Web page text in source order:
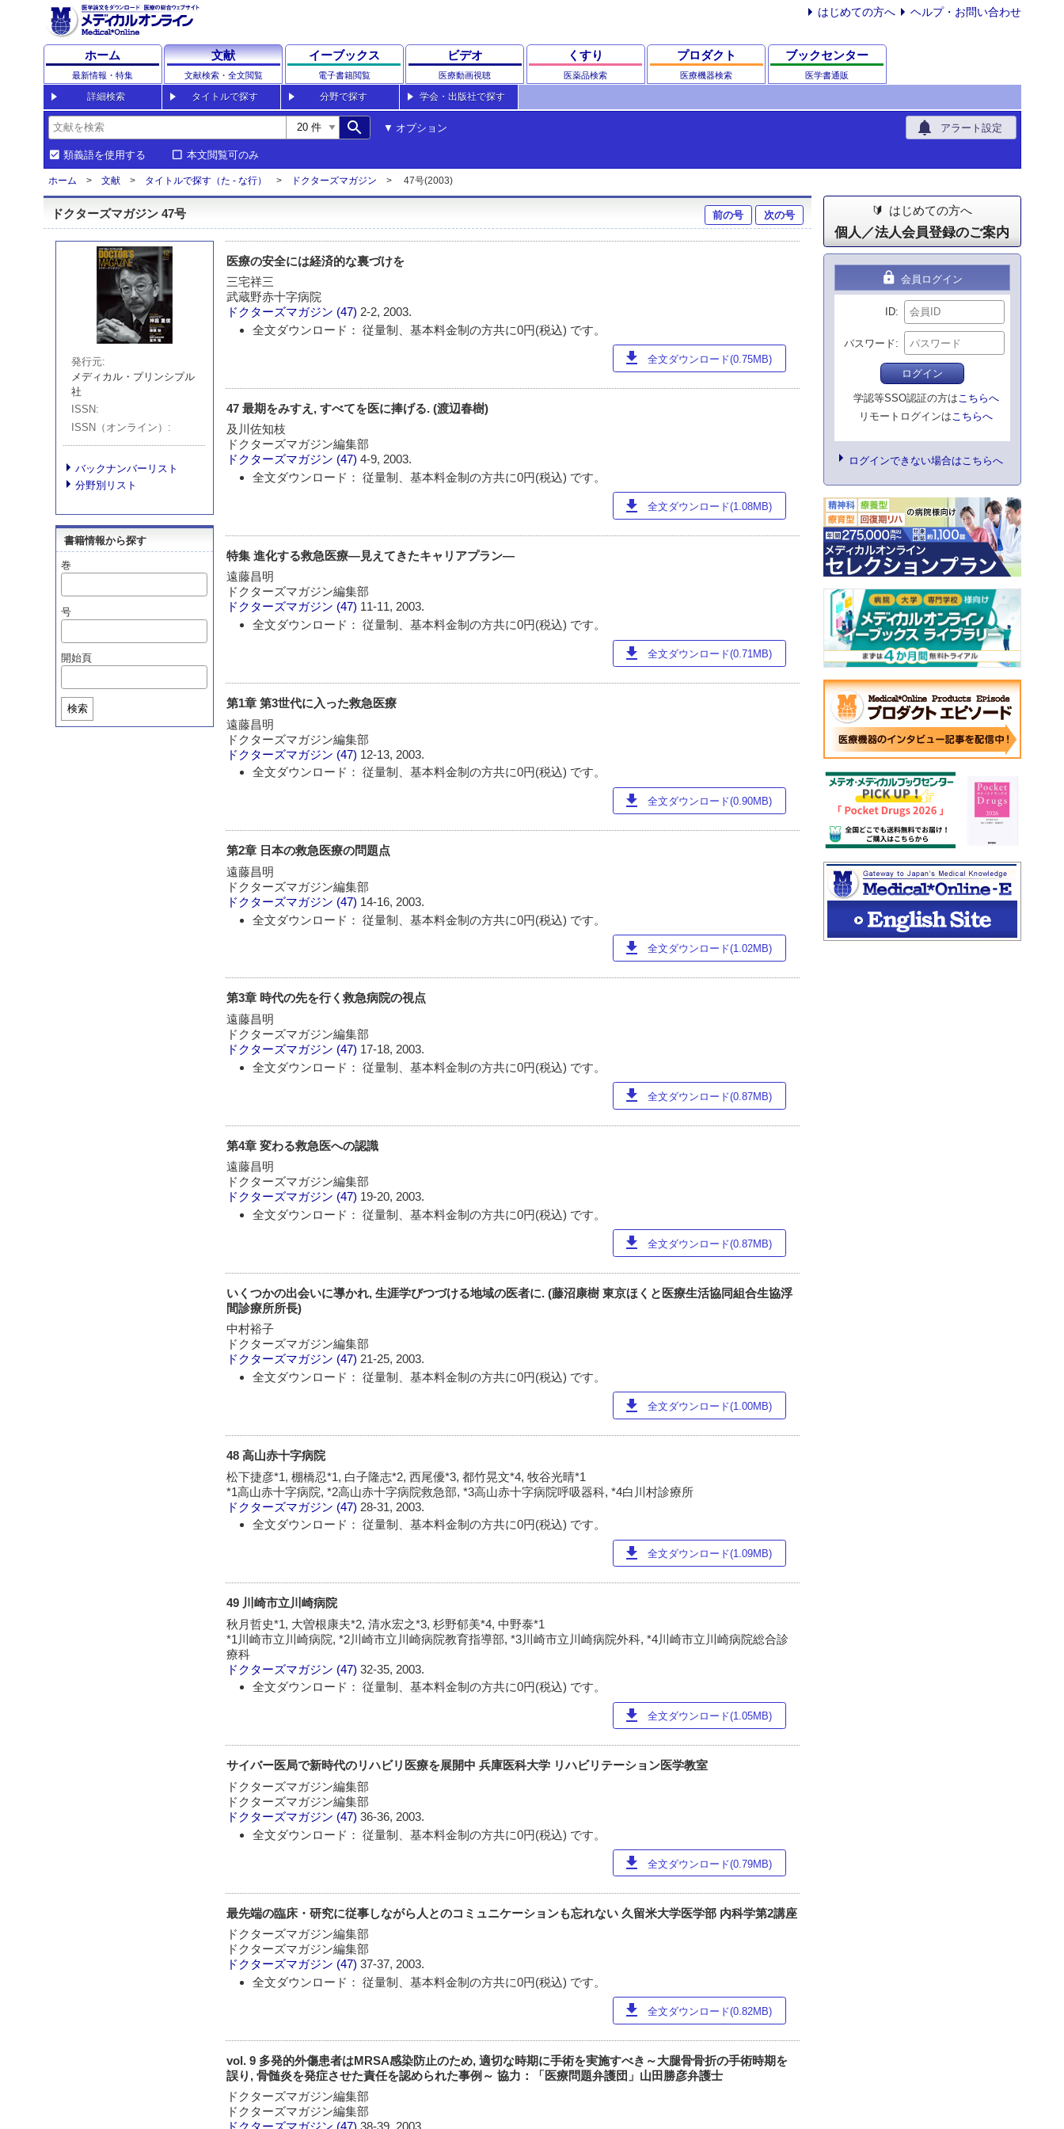
はじめての方へ ヘルプ・お問い合わせ
ホーム
最新情報・特集
文献
文献検索・全文閲覧
イーブックス
電子書籍閲覧
ビデオ
医療動画視聴
くすり
医薬品検索
プロダクト
医療機器検索
ブックセンター
医学書通販
詳細検索 タイトルで探す 分野で探す 学会・出版社で探す
search オプション notifications アラート設定
類義語を使用する 本文閲覧可のみ
ホーム 文献 タイトルで探す（た - な行） ドクターズマガジン 47号(2003)
ドクターズマガジン 47号 前の号 次の号
発行元
メディカル・プリンシプル
社
ISSN
ISSN（オンライン）
バックナンバーリスト
分野別リスト
書籍情報から探す
巻
号
開始頁
検索
医療の安全には経済的な裏づけを
三宅祥三
武蔵野赤十字病院
ドクターズマガジン (47) 2-2, 2003.
全文ダウンロード： 従量制、基本料金制の方共に0円(税込) です。
download 全文ダウンロード(0.75MB)
47 最期をみすえ, すべてを医に捧げる. (渡辺春樹)
及川佐知枝
ドクターズマガジン編集部
ドクターズマガジン (47)4-9, 2003.
全文ダウンロード： 従量制、基本料金制の方共に0円(税込) です。
download 全文ダウンロード(1.08MB)
特集 進化する救急医療―見えてきたキャリアプラン―
遠藤昌明
ドクターズマガジン編集部
ドクターズマガジン (47) 11-11, 2003.
全文ダウンロード： 従量制、基本料金制の方共に0円(税込) です。
download 全文ダウンロード(0.71MB)
第1章 第3世代に入った救急医療
遠藤昌明
ドクターズマガジン編集部
ドクターズマガジン (47) 12-13, 2003.
全文ダウンロード： 従量制、基本料金制の方共に0円(税込) です。
download 全文ダウンロード(0.90MB)
第2章 日本の救急医療の問題点
遠藤昌明
ドクターズマガジン編集部
ドクターズマガジン (47) 14-16, 2003.
全文ダウンロード： 従量制、基本料金制の方共に0円(税込) です。
download 全文ダウンロード(1.02MB)
第3章 時代の先を行く救急病院の視点
遠藤昌明
ドクターズマガジン編集部
ドクターズマガジン (47) 17-18, 2003.
全文ダウンロード： 従量制、基本料金制の方共に0円(税込) です。
download 全文ダウンロード(0.87MB)
第4章 変わる救急医への認識
遠藤昌明
ドクターズマガジン編集部
ドクターズマガジン (47) 19-20, 2003.
全文ダウンロード： 従量制、基本料金制の方共に0円(税込) です。
download 全文ダウンロード(0.87MB)
いくつかの出会いに導かれ, 生涯学びつづける地域の医者に. (藤沼康樹 東京ほくと医療生活協同組合生協浮
間診療所所長)
中村裕子
ドクターズマガジン編集部
ドクターズマガジン (47) 21-25, 2003.
全文ダウンロード： 従量制、基本料金制の方共に0円(税込) です。
download 全文ダウンロード(1.00MB)
48 高山赤十字病院
松下捷彦*1, 棚橋忍*1, 白子隆志*2, 西尾優*3, 都竹晃文*4, 牧谷光晴*1
*1高山赤十字病院, *2高山赤十字病院救急部, *3高山赤十字病院呼吸器科, *4白川村診療所
ドクターズマガジン (47) 28-31, 2003.
全文ダウンロード： 従量制、基本料金制の方共に0円(税込) です。
download 全文ダウンロード(1.09MB)
49 川崎市立川崎病院
秋月哲史*1, 大曽根康夫*2, 清水宏之*3, 杉野郁美*4, 中野泰*1
*1川崎市立川崎病院, *2川崎市立川崎病院教育指導部, *3川崎市立川崎病院外科, *4川崎市立川崎病院総合診
療科
ドクターズマガジン (47)32-35, 2003.
全文ダウンロード： 従量制、基本料金制の方共に0円(税込) です。
download 全文ダウンロード(1.05MB)
サイバー医局で新時代のリハビリ医療を展開中 兵庫医科大学 リハビリテーション医学教室
ドクターズマガジン編集部
ドクターズマガジン編集部
ドクターズマガジン (47)36-36, 2003.
全文ダウンロード： 従量制、基本料金制の方共に0円(税込) です。
download 全文ダウンロード(0.79MB)
最先端の臨床・研究に従事しながら人とのコミュニケーションも忘れない 久留米大学医学部 内科学第2講座
ドクターズマガジン編集部
ドクターズマガジン編集部
ドクターズマガジン (47)37-37, 2003.
全文ダウンロード： 従量制、基本料金制の方共に0円(税込) です。
download 全文ダウンロード(0.82MB)
vol. 9 多発的外傷患者はMRSA感染防止のため, 適切な時期に手術を実施すべき～大腿骨骨折の手術時期を
誤り, 骨髄炎を発症させた責任を認められた事例～ 協力：「医療問題弁護団」山田勝彦弁護士
ドクターズマガジン編集部
ドクターズマガジン編集部
はじめての方へ
個人／法人会員登録のご案内
lock 会員ログイン
ID
パスワード
ログイン
学認等SSO認証の方はこちらへ
リモートログインはこちらへ
ログインできない場合はこちらへ